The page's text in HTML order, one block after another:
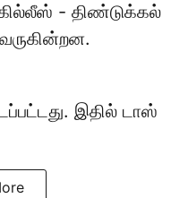
- திண்டுக்கல்
இதில் டாஸ்